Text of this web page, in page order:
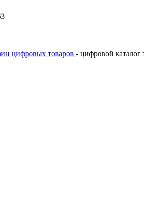
цифровых товаров - цифровой каталог